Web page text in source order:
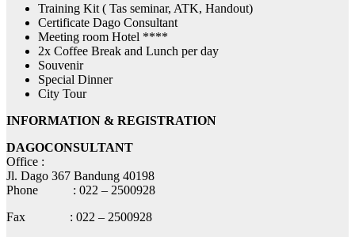
Training Kit ( Tas seminar, ATK, Handout)
Certificate Dago Consultant
Meeting room Hotel ****
2x Coffee Break and Lunch per day
Souvenir
Special Dinner
City Tour
INFORMATION & REGISTRATION
DAGOCONSULTANT
Office :
Jl. Dago 367 Bandung 40198
Phone : 022 – 2500928
Fax : 022 – 2500928